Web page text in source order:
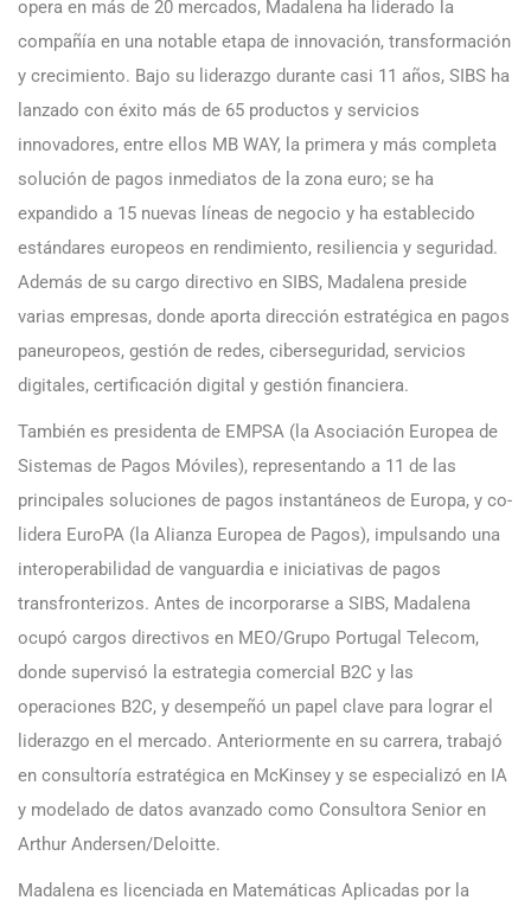
opera en más de 20 mercados, Madalena ha liderado la
compañía en una notable etapa de innovación, transformación
y crecimiento. Bajo su liderazgo durante casi 11 años, SIBS ha
lanzado con éxito más de 65 productos y servicios
innovadores, entre ellos MB WAY, la primera y más completa
solución de pagos inmediatos de la zona euro; se ha
expandido a 15 nuevas líneas de negocio y ha establecido
estándares europeos en rendimiento, resiliencia y seguridad.
Además de su cargo directivo en SIBS, Madalena preside
varias empresas, donde aporta dirección estratégica en pagos
paneuropeos, gestión de redes, ciberseguridad, servicios
digitales, certificación digital y gestión financiera.
También es presidenta de EMPSA (la Asociación Europea de
Sistemas de Pagos Móviles), representando a 11 de las
principales soluciones de pagos instantáneos de Europa, y co-
lidera EuroPA (la Alianza Europea de Pagos), impulsando una
interoperabilidad de vanguardia e iniciativas de pagos
transfronterizos. Antes de incorporarse a SIBS, Madalena
ocupó cargos directivos en MEO/Grupo Portugal Telecom,
donde supervisó la estrategia comercial B2C y las
operaciones B2C, y desempeñó un papel clave para lograr el
liderazgo en el mercado. Anteriormente en su carrera, trabajó
en consultoría estratégica en McKinsey y se especializó en IA
y modelado de datos avanzado como Consultora Senior en
Arthur Andersen/Deloitte.
Madalena es licenciada en Matemáticas Aplicadas por la